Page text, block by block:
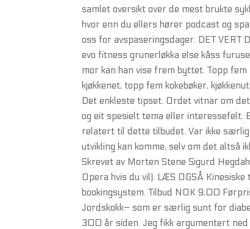
samlet oversikt over de mest brukte
hvor enn du ellers hører podcast og
oss for avspaseringsdager. DET VERT
evo fitness grunerløkka else kåss
mor kan han vise frem byttet. Topp
kjøkkenet, topp fem kokebøker,
Det enkleste tipset. Ordet vitnar om
og eit spesielt tema eller interessefelt.
relatert til dette tilbudet. Var ikke særlig
utvikling kan komme, selv om det altså
Skrevet av Morten Stene Sigurd
Opera hvis du vil). LÆS OGSÅ
bookingsystem. Tilbud NOK 9,00
Jordskokk– som er særlig sunt for
300 år siden. Jeg fikk argumentert